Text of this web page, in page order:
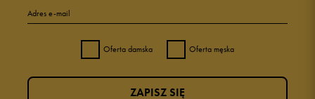
Adres e-mail
Oferta damska Oferta męska
ZAPISZ SIĘ